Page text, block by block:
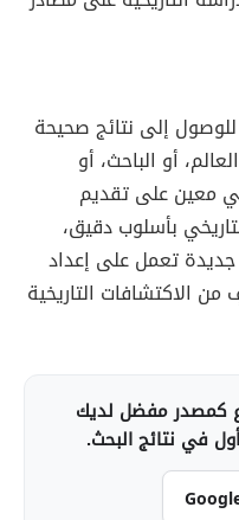
للوصول إلى نتائج صحيحة
أو الباحث، أو
معين على تقديم
بأسلوب دقيق،
تعمل على إعداد
الاكتشافات التاريخية
كمصدر مفضل لديك
في نتائج البحث.